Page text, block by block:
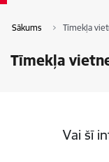
Sākums Tīmekļa
Tīmekļa
Vai šī